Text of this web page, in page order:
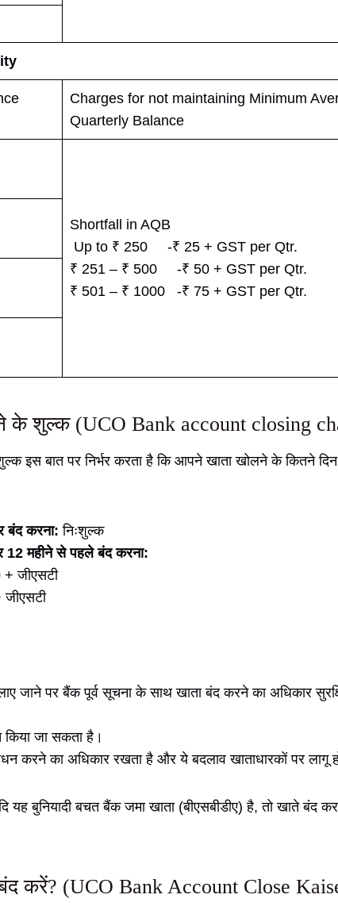
Charges for not maintaining Minimum
Quarterly Balance
Shortfall in AQB
Up to ₹ 250 -₹ 25 + GST per Qtr.
₹ 251 – ₹ 500 -₹ 50 + GST per Qtr.
₹ 501 – ₹ 1000 -₹ 75 + GST per Qtr.
शुल्क (UCO Bank account closing
इस बात पर निर्भर करता है कि आपने खाता खोलने के कितने
बंद करना: निःशुल्क
12 महीने से पहले बंद करना:
जीएसटी
जाने पर बैंक पूर्व सूचना के साथ खाता बंद करने का अधिकार
किया जा सकता है।
करने का अधिकार रखता है और ये बदलाव खाताधारकों पर लागू
यह बुनियादी बचत बैंक जमा खाता (बीएसबीडीए) है, तो खाते बंद
करें? (UCO Bank Account Close